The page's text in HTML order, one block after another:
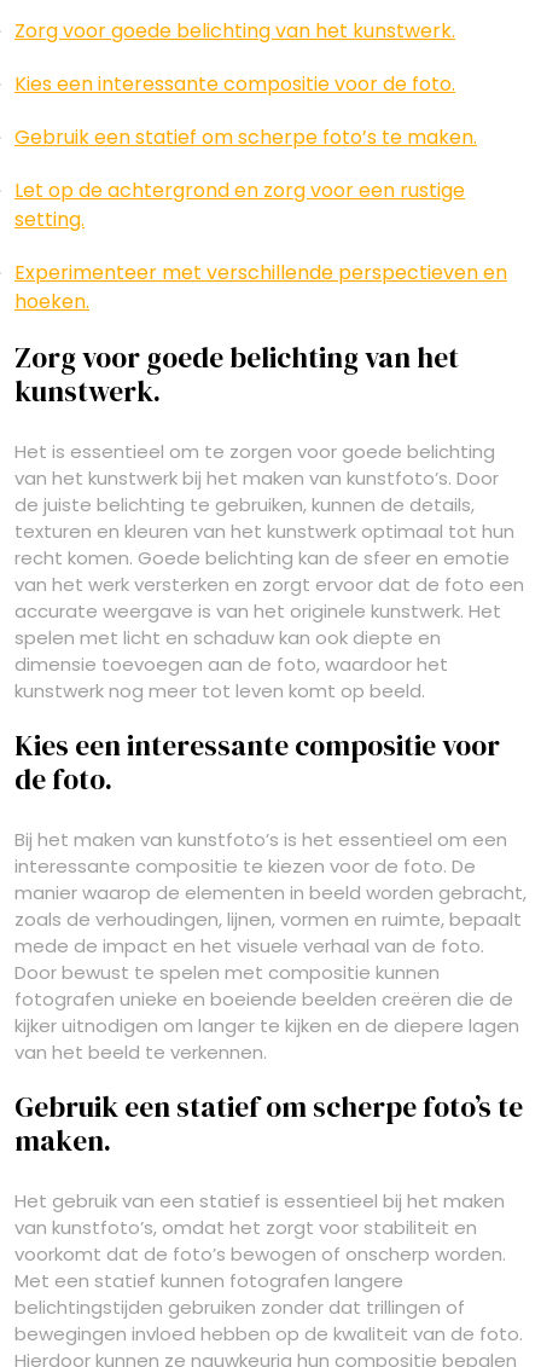
Zorg voor goede belichting van het kunstwerk.
Kies een interessante compositie voor de foto.
Gebruik een statief om scherpe foto’s te maken.
Let op de achtergrond en zorg voor een rustige
setting.
Experimenteer met verschillende perspectieven en
hoeken.
Zorg voor goede belichting van het
kunstwerk.
Het is essentieel om te zorgen voor goede belichting
van het kunstwerk bij het maken van kunstfoto’s. Door
de juiste belichting te gebruiken, kunnen de details,
texturen en kleuren van het kunstwerk optimaal tot hun
recht komen. Goede belichting kan de sfeer en emotie
van het werk versterken en zorgt ervoor dat de foto een
accurate weergave is van het originele kunstwerk. Het
spelen met licht en schaduw kan ook diepte en
dimensie toevoegen aan de foto, waardoor het
kunstwerk nog meer tot leven komt op beeld.
Kies een interessante compositie voor
de foto.
Bij het maken van kunstfoto’s is het essentieel om een
interessante compositie te kiezen voor de foto. De
manier waarop de elementen in beeld worden gebracht,
zoals de verhoudingen, lijnen, vormen en ruimte, bepaalt
mede de impact en het visuele verhaal van de foto.
Door bewust te spelen met compositie kunnen
fotografen unieke en boeiende beelden creëren die de
kijker uitnodigen om langer te kijken en de diepere lagen
van het beeld te verkennen.
Gebruik een statief om scherpe foto’s te
maken.
Het gebruik van een statief is essentieel bij het maken
van kunstfoto’s, omdat het zorgt voor stabiliteit en
voorkomt dat de foto’s bewogen of onscherp worden.
Met een statief kunnen fotografen langere
belichtingstijden gebruiken zonder dat trillingen of
bewegingen invloed hebben op de kwaliteit van de foto.
Hierdoor kunnen ze nauwkeurig hun compositie bepalen